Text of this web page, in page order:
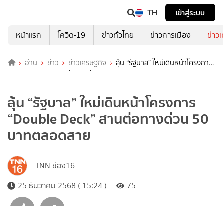
TH
เข้าสู่ระบบ
หน้าแรก
โควิด-19 ข่าวทั่วไทย ข่าวการเมือง ข่าว
อ่าน ข่าว ข่าวเศรษฐกิจ
ลุ้น “รัฐบาล” ใหม่เดินหน้าโครงการ
“Double Deck” สานต่อทางด่วน 50 บาทตลอดสาย
ลุ้น “รัฐบาล” ใหม่เดินหน้าโครงการ
“Double Deck” สานต่อทางด่วน 50
บาทตลอดสาย
TNN ช่อง16
25 ธันวาคม 2568 ( 15:24 )
75